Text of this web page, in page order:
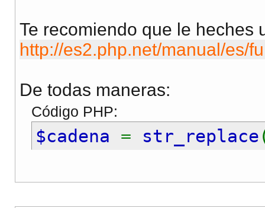
Te recomiendo que le heches
http://es2.php.net/manual/es/
De todas maneras:
Código PHP:
$cadena = str_replace